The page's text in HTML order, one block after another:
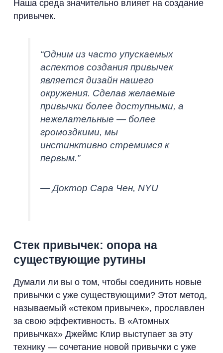
Наша среда значительно влияет на создание
привычек.
“Одним из часто упускаемых
аспектов создания привычек
является дизайн нашего
окружения. Сделав желаемые
привычки более доступными, а
нежелательные — более
громоздкими, мы
инстинктивно стремимся к
первым.”
— Доктор Сара Чен, NYU
Стек привычек: опора на
существующие рутины
Думали ли вы о том, чтобы соединить новые
привычки с уже существующими? Этот метод,
называемый «стеком привычек», прославлен
за свою эффективность. В «Атомных
привычках» Джеймс Клир выступает за эту
технику — сочетание новой привычки с уже